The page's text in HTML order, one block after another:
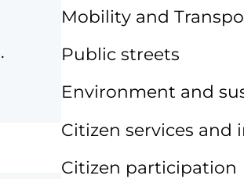
Mobility and
Public streets
Environment and
Citizen services and
Citizen participation